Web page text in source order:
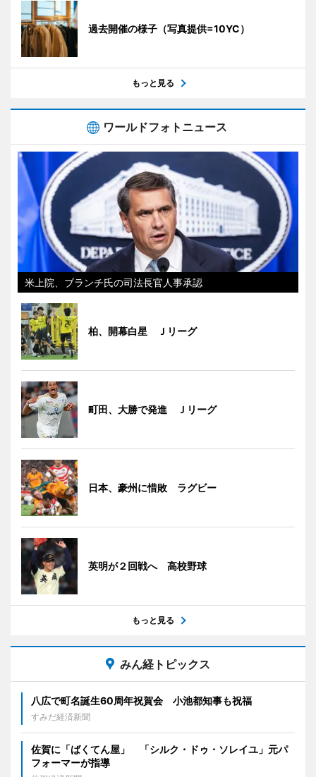
過去開催の様子（写真提供=10YC）
もっと見る
ワールドフォトニュース
米上院、ブランチ氏の司法長官人事承認
柏、開幕白星 Ｊリーグ
町田、大勝で発進 Ｊリーグ
日本、豪州に惜敗 ラグビー
英明が２回戦へ 高校野球
もっと見る
みん経トピックス
八広で町名誕生60周年祝賀会 小池都知事も祝福
すみだ経済新聞
佐賀に「ばくてん屋」 「シルク・ドゥ・ソレイユ」元パ
フォーマーが指導